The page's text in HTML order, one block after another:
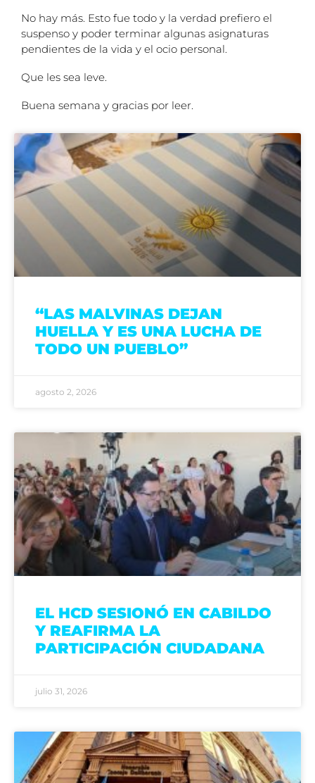
No hay más. Esto fue todo y la verdad prefiero el
suspenso y poder terminar algunas asignaturas
pendientes de la vida y el ocio personal.
Que les sea leve.
Buena semana y gracias por leer.
“LAS MALVINAS DEJAN
HUELLA Y ES UNA LUCHA DE
TODO UN PUEBLO”
agosto 2, 2026
EL HCD SESIONÓ EN CABILDO
Y REAFIRMA LA
PARTICIPACIÓN CIUDADANA
julio 31, 2026